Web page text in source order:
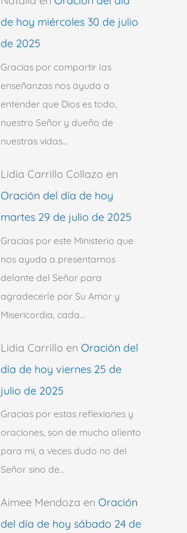
de hoy miércoles 30 de julio
de 2025
Gracias por compartir las
enseñanzas nos ayuda a
entender que Dios es todo,
nuestro Señor y dueño de
nuestras vidas…
Lidia Carrillo Collazo en
Oración del día de hoy
martes 29 de julio de 2025
Gracias por este Ministerio que
nos ayuda a presentarnos
delante del Señor para
agradecerle por Su Amor y
Misericordia, cada…
Lidia Carrillo en Oración del
día de hoy viernes 25 de
julio de 2025
Gracias por estas reflexiones y
oraciones, son de mucho aliento
para mí, a veces dudo no del
Señor sino de…
Aimee Mendoza en Oración
del día de hoy sábado 24 de